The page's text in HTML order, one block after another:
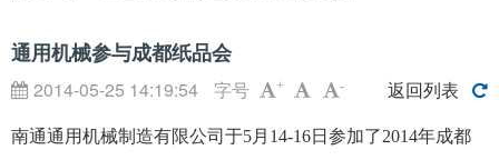
通用机械参与成都纸品会
2014-05-25 14:19:54 字号 + - 返回列表
南通通用机械制造有限公司于5月 14-16日参加了2014年成都